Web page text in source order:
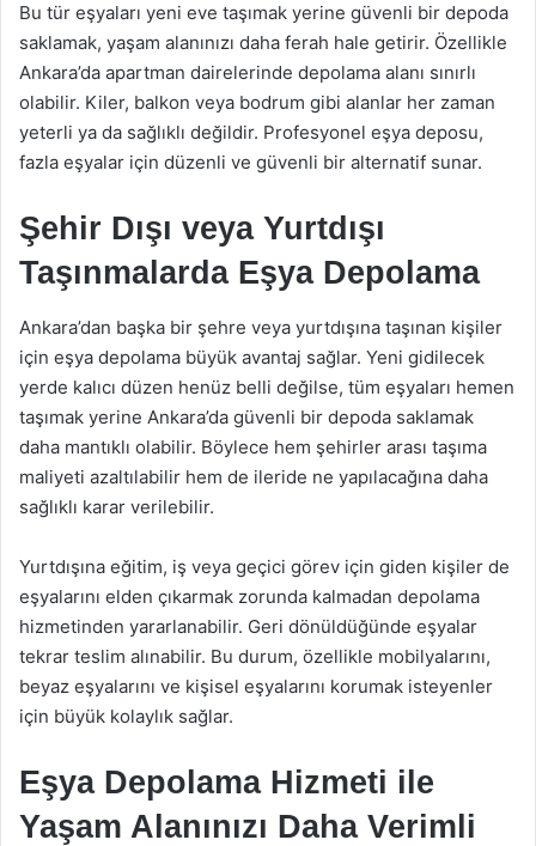
Bu tür eşyaları yeni eve taşımak yerine güvenli bir depoda
saklamak, yaşam alanınızı daha ferah hale getirir. Özellikle
Ankara’da apartman dairelerinde depolama alanı sınırlı
olabilir. Kiler, balkon veya bodrum gibi alanlar her zaman
yeterli ya da sağlıklı değildir. Profesyonel eşya deposu,
fazla eşyalar için düzenli ve güvenli bir alternatif sunar.
Şehir Dışı veya Yurtdışı
Taşınmalarda Eşya Depolama
Ankara’dan başka bir şehre veya yurtdışına taşınan kişiler
için eşya depolama büyük avantaj sağlar. Yeni gidilecek
yerde kalıcı düzen henüz belli değilse, tüm eşyaları hemen
taşımak yerine Ankara’da güvenli bir depoda saklamak
daha mantıklı olabilir. Böylece hem şehirler arası taşıma
maliyeti azaltılabilir hem de ileride ne yapılacağına daha
sağlıklı karar verilebilir.
Yurtdışına eğitim, iş veya geçici görev için giden kişiler de
eşyalarını elden çıkarmak zorunda kalmadan depolama
hizmetinden yararlanabilir. Geri dönüldüğünde eşyalar
tekrar teslim alınabilir. Bu durum, özellikle mobilyalarını,
beyaz eşyalarını ve kişisel eşyalarını korumak isteyenler
için büyük kolaylık sağlar.
Eşya Depolama Hizmeti ile
Yaşam Alanınızı Daha Verimli